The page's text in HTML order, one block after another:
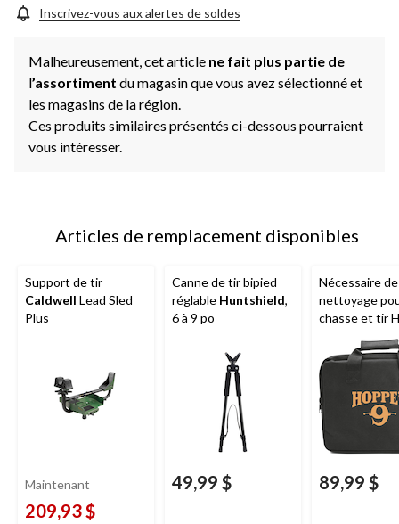
Inscrivez-vous aux alertes de soldes
Malheureusement, cet article ne fait plus partie de
l’assortiment du magasin que vous avez sélectionné et
les magasins de la région.
Ces produits similaires présentés ci-dessous pourraient
vous intéresser.
Articles de remplacement disponibles
Support de tir
Caldwell Lead Sled
Plus
Maintenant
209,93 $
Canne de tir bipied
réglable Huntshield,
6 à 9 po
49,99 $
Nécessaire de
nettoyage
chasse et tir
89,99 $